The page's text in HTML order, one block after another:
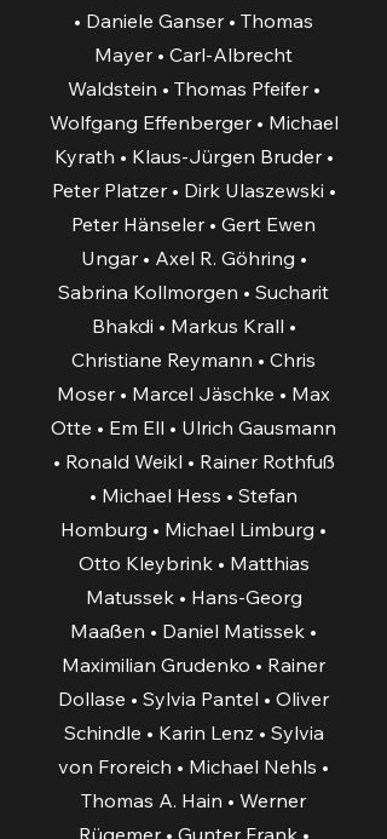
• Daniele Ganser • Thomas
Mayer • Carl-Albrecht
Waldstein • Thomas Pfeifer •
Wolfgang Effenberger • Michael
Kyrath • Klaus-Jürgen Bruder •
Peter Platzer • Dirk Ulaszewski •
Peter Hänseler • Gert Ewen
Ungar • Axel R. Göhring •
Sabrina Kollmorgen • Sucharit
Bhakdi • Markus Krall •
Christiane Reymann • Chris
Moser • Marcel Jäschke • Max
Otte • Em Ell • Ulrich Gausmann
• Ronald Weikl • Rainer Rothfuß
• Michael Hess • Stefan
Homburg • Michael Limburg •
Otto Kleybrink • Matthias
Matussek • Hans-Georg
Maaßen • Daniel Matissek •
Maximilian Grudenko • Rainer
Dollase • Sylvia Pantel • Oliver
Schindle • Karin Lenz • Sylvia
von Froreich • Michael Nehls •
Thomas A. Hain • Werner
Rügemer • Gunter Frank •